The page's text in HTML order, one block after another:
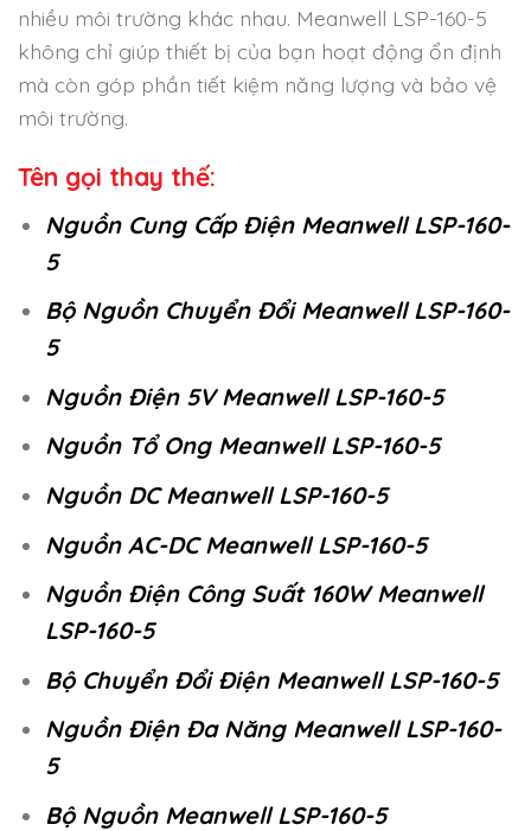
nhiều môi trường khác nhau. Meanwell LSP-160-5
không chỉ giúp thiết bị của bạn hoạt động ổn định
mà còn góp phần tiết kiệm năng lượng và bảo vệ
môi trường.
Tên gọi thay thế:
Nguồn Cung Cấp Điện Meanwell LSP-160-
5
Bộ Nguồn Chuyển Đổi Meanwell LSP-160-
5
Nguồn Điện 5V Meanwell LSP-160-5
Nguồn Tổ Ong Meanwell LSP-160-5
Nguồn DC Meanwell LSP-160-5
Nguồn AC-DC Meanwell LSP-160-5
Nguồn Điện Công Suất 160W Meanwell
LSP-160-5
Bộ Chuyển Đổi Điện Meanwell LSP-160-5
Nguồn Điện Đa Năng Meanwell LSP-160-
5
Bộ Nguồn Meanwell LSP-160-5